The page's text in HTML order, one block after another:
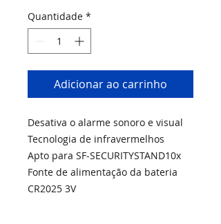
Quantidade *
Adicionar ao carrinho
Desativa o alarme sonoro e visual
Tecnologia de infravermelhos
Apto para SF-SECURITYSTAND10x
Fonte de alimentação da bateria
CR2025 3V